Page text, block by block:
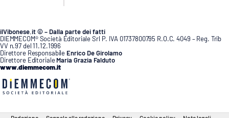
ilVibonese.it © – Dalla parte dei fatti
DIEMMECOM® Società Editoriale Srl P. IVA 01737800795 R.O.C. 4049 – Reg. Trib
VV n.97 del 11.12.1996
Direttore Responsabile Enrico De Girolamo
Direttore Editoriale Maria Grazia Falduto
www.diemmecom.it